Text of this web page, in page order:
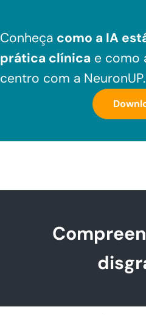
Conheça como a IA
prática clínica e como
centro com a NeuronUP.
Aplicativo de estimulação